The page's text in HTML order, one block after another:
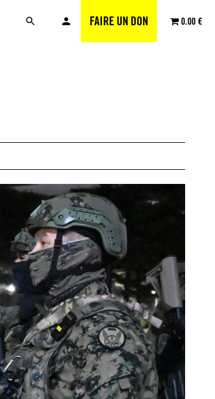
FAIRE UN DON 0.00 €